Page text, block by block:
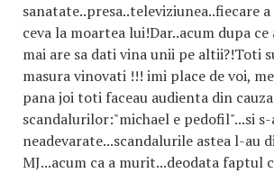
sanatate..presa..televiziunea..fiecare
ceva la moartea lui!Dar..acum dupa
mai are sa dati vina unii pe altii?!Toti
masura vinovati !!! imi place de voi,
pana joi toti faceau audienta din cauza
scandalurilor:"michael e pedofil"...si
neadevarate...scandalurile astea l-au
MJ...acum ca a murit...deodata faptul